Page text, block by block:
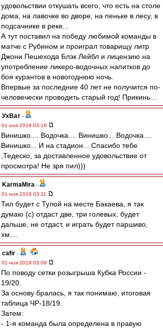
удовольствии откушать всего, что есть на столе
дома, на лавочке во дворе, на пеньке в лесу, в
подсачнике в реке...
А тут поставил на победу любимой команды в
матче с Рубином и проиграл товарищу литр
Джони Пешехода Блэк Лейбл и лицензию на
употребление ликеро-водочных напитков до
боя курантов в новогоднюю ночь.
Впервые за последние 40 лет не получится по-
человечески проводить старый год! Прикинь...
УхВат -
01 ноя 2019 03:18
Винишко.... Водочка.... Винишко... Водочка....
Винишко... И на стадион... Спасибо тебе
,Тедеско, за доставленное удовольствие от
просмотра! Не зря пил)))
KarmaMira -
01 ноя 2019 03:11
Тил будет с Тулой на месте Бакаева, я так
думаю (с) отдаст две, три голевых, будет
дальше, не отдаст, и играть будет паршиво,
хм....
cafir -
01 ноя 2019 03:09
По поводу сетки розыгрыша Кубка России -
19/20.
За основу бралась, я так понимаю, итоговая
таблица ЧР-18/19.
Затем:
- 1-я команда была определена в правую